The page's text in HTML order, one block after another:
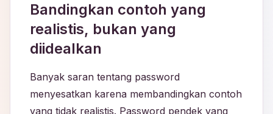
Bandingkan contoh yang
realistis, bukan yang
diidealkan
Banyak saran tentang password
menyesatkan karena membandingkan contoh
yang tidak realistis. Password pendek yang